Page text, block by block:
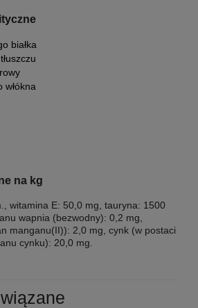
białka
włókna
na kg
witamina E: 50,0 mg, tauryna: 1500
wapnia (bezwodny): 0,2 mg,
manganu(II)): 2,0 mg, cynk (w postaci
cynku): 20,0 mg.